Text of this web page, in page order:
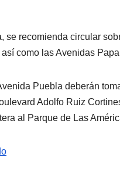
se recomienda circular
como las Avenidas
Puebla deberán
Adolfo Ruiz
al Parque de Las